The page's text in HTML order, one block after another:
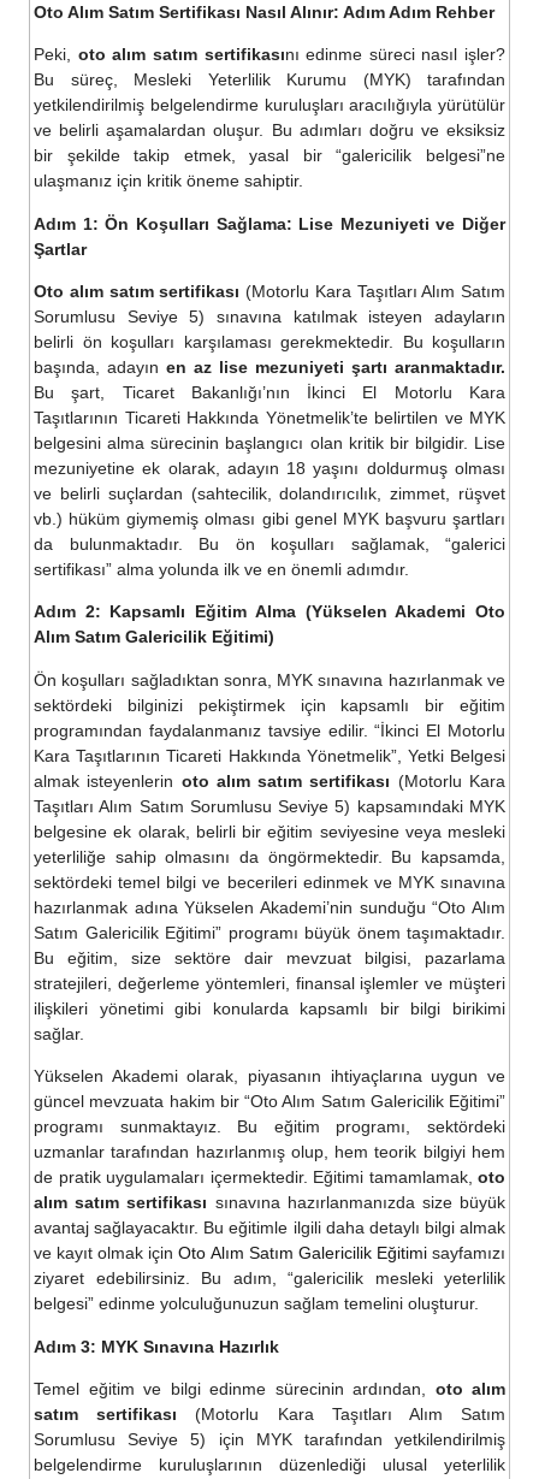
Oto Alım Satım Sertifikası Nasıl Alınır: Adım Adım Rehber
Peki, oto alım satım sertifikasını edinme süreci nasıl işler?
Bu süreç, Mesleki Yeterlilik Kurumu (MYK) tarafından
yetkilendirilmiş belgelendirme kuruluşları aracılığıyla yürütülür
ve belirli aşamalardan oluşur. Bu adımları doğru ve eksiksiz
bir şekilde takip etmek, yasal bir “galericilik belgesi”ne
ulaşmanız için kritik öneme sahiptir.
Adım 1: Ön Koşulları Sağlama: Lise Mezuniyeti ve Diğer
Şartlar
Oto alım satım sertifikası (Motorlu Kara Taşıtları Alım Satım
Sorumlusu Seviye 5) sınavına katılmak isteyen adayların
belirli ön koşulları karşılaması gerekmektedir. Bu koşulların
başında, adayın en az lise mezuniyeti şartı aranmaktadır.
Bu şart, Ticaret Bakanlığı’nın İkinci El Motorlu Kara
Taşıtlarının Ticareti Hakkında Yönetmelik’te belirtilen ve MYK
belgesini alma sürecinin başlangıcı olan kritik bir bilgidir. Lise
mezuniyetine ek olarak, adayın 18 yaşını doldurmuş olması
ve belirli suçlardan (sahtecilik, dolandırıcılık, zimmet, rüşvet
vb.) hüküm giymemiş olması gibi genel MYK başvuru şartları
da bulunmaktadır. Bu ön koşulları sağlamak, “galerici
sertifikası” alma yolunda ilk ve en önemli adımdır.
Adım 2: Kapsamlı Eğitim Alma (Yükselen Akademi Oto
Alım Satım Galericilik Eğitimi)
Ön koşulları sağladıktan sonra, MYK sınavına hazırlanmak ve
sektördeki bilginizi pekiştirmek için kapsamlı bir eğitim
programından faydalanmanız tavsiye edilir. “İkinci El Motorlu
Kara Taşıtlarının Ticareti Hakkında Yönetmelik”, Yetki Belgesi
almak isteyenlerin oto alım satım sertifikası (Motorlu Kara
Taşıtları Alım Satım Sorumlusu Seviye 5) kapsamındaki MYK
belgesine ek olarak, belirli bir eğitim seviyesine veya mesleki
yeterliliğe sahip olmasını da öngörmektedir. Bu kapsamda,
sektördeki temel bilgi ve becerileri edinmek ve MYK sınavına
hazırlanmak adına Yükselen Akademi’nin sunduğu “Oto Alım
Satım Galericilik Eğitimi” programı büyük önem taşımaktadır.
Bu eğitim, size sektöre dair mevzuat bilgisi, pazarlama
stratejileri, değerleme yöntemleri, finansal işlemler ve müşteri
ilişkileri yönetimi gibi konularda kapsamlı bir bilgi birikimi
sağlar.
Yükselen Akademi olarak, piyasanın ihtiyaçlarına uygun ve
güncel mevzuata hakim bir “Oto Alım Satım Galericilik Eğitimi”
programı sunmaktayız. Bu eğitim programı, sektördeki
uzmanlar tarafından hazırlanmış olup, hem teorik bilgiyi hem
de pratik uygulamaları içermektedir. Eğitimi tamamlamak, oto
alım satım sertifikası sınavına hazırlanmanızda size büyük
avantaj sağlayacaktır. Bu eğitimle ilgili daha detaylı bilgi almak
ve kayıt olmak içinOto Alım Satım Galericilik Eğitimisayfamızı
ziyaret edebilirsiniz. Bu adım, “galericilik mesleki yeterlilik
belgesi” edinme yolculuğunuzun sağlam temelini oluşturur.
Adım 3: MYK Sınavına Hazırlık
Temel eğitim ve bilgi edinme sürecinin ardından, oto alım
satım sertifikası (Motorlu Kara Taşıtları Alım Satım
Sorumlusu Seviye 5) için MYK tarafından yetkilendirilmiş
belgelendirme kuruluşlarının düzenlediği ulusal yeterlilik